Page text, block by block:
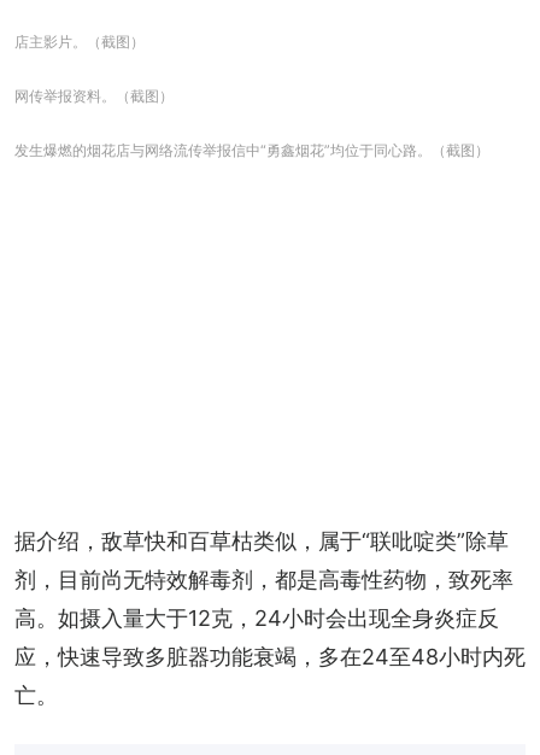
店主影片。（截图）
网传举报资料。（截图）
发生爆燃的烟花店与网络流传举报信中“勇鑫烟花”均位于同心路。（截图）
据介绍，敌草快和百草枯类似，属于“联吡啶类”除草
剂，目前尚无特效解毒剂，都是高毒性药物，致死率
高。如摄入量大于12克，24小时会出现全身炎症反
应，快速导致多脏器功能衰竭，多在24至48小时内死
亡。